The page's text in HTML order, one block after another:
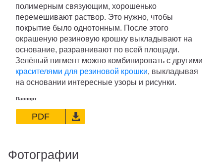
полимерным связующим, хорошенько
перемешивают раствор. Это нужно, чтобы
покрытие было однотонным. После этого
окрашеную резиновую крошку выкладывают на
основание, разравнивают по всей площади.
Зелёный пигмент можно комбинировать с другими
красителями для резиновой крошки, выкладывая
на основании интересные узоры и рисунки.
Паспорт
PDF
Фотографии